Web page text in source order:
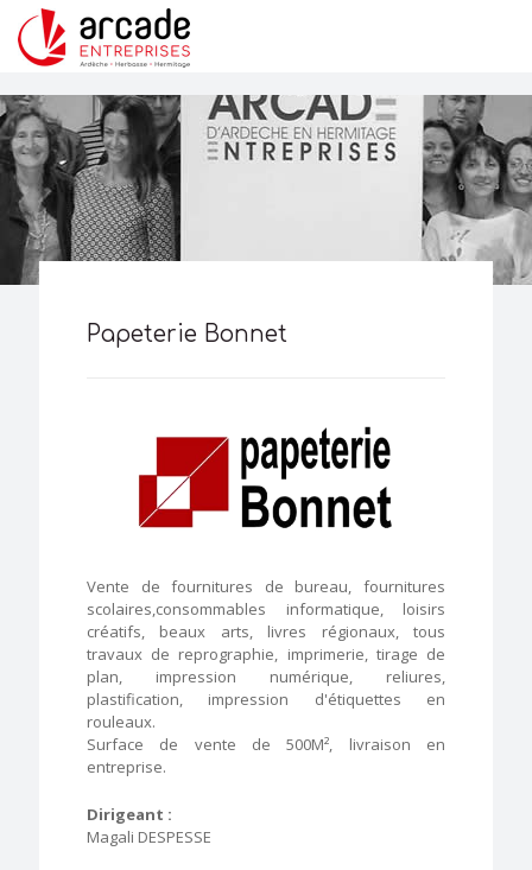
Papeterie Bonnet
Vente de fournitures de bureau, fournitures
scolaires,consommables informatique, loisirs
créatifs, beaux arts, livres régionaux, tous
travaux de reprographie, imprimerie, tirage de
plan, impression numérique, reliures,
plastification, impression d'étiquettes en
rouleaux.
Surface de vente de 500M², livraison en
entreprise.
Dirigeant :
Magali DESPESSE